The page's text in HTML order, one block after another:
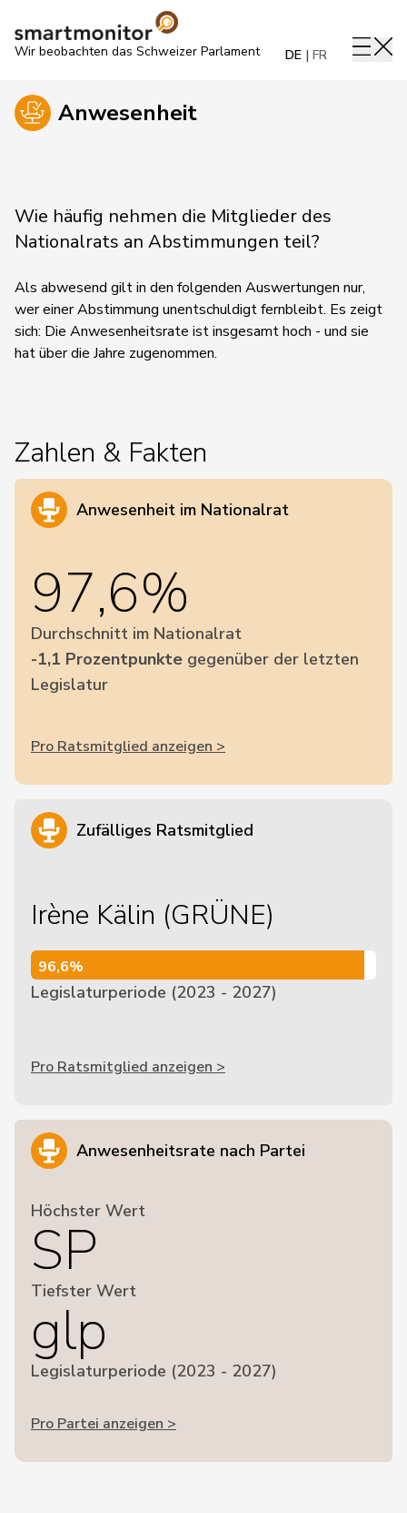
Wir beobachten das Schweizer Parlament DE FR
Anwesenheit
Wie häufig nehmen die Mitglieder des
Nationalrats an Abstimmungen teil?
Als abwesend gilt in den folgenden Auswertungen nur,
wer einer Abstimmung unentschuldigt fernbleibt. Es zeigt
sich: Die Anwesenheitsrate ist insgesamt hoch - und sie
hat über die Jahre zugenommen.
Zahlen & Fakten
Anwesenheit im Nationalrat
97,6%
Durchschnitt im Nationalrat
-1,1 Prozentpunkte gegenüber der letzten
Legislatur
Pro Ratsmitglied anzeigen >
Zufälliges Ratsmitglied
Irène Kälin (GRÜNE)
96,6%
96,6%
Legislaturperiode (2023 - 2027)
Pro Ratsmitglied anzeigen >
Anwesenheitsrate nach Partei
Höchster Wert
SP
Tiefster Wert
glp
Legislaturperiode (2023 - 2027)
Pro Partei anzeigen >